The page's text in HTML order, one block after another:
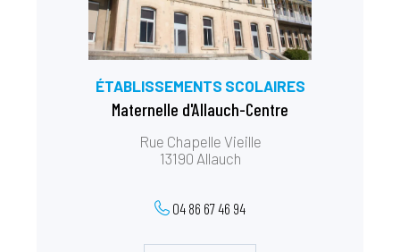
ÉTABLISSEMENTS SCOLAIRES
Maternelle d'Allauch-Centre
Rue Chapelle Vieille
13190 Allauch
04 86 67 46 94